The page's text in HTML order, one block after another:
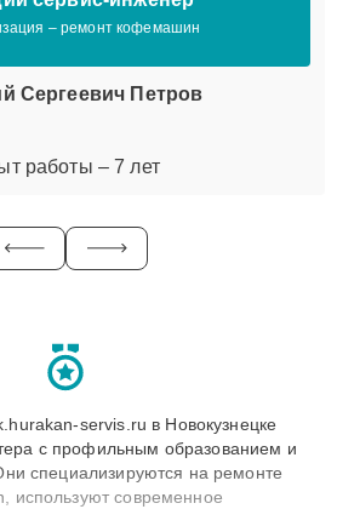
– ремонт кофемашин
Сергеевич Петров
работы – 7 лет
servis.ru в Новокузнецке
с профильным образованием и
специализируются на ремонте
используют современное